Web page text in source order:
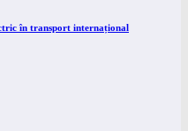
în transport internațional